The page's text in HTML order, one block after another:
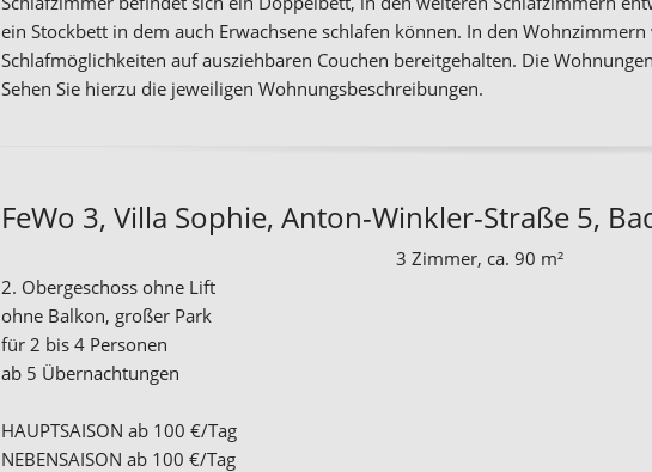
Ausflugsziele
ein Stockbett in dem auch Erwachsene schlafen können. In den
Schlafmöglichkeiten auf ausziehbaren Couchen bereitgehalten. Die
Sehen Sie hierzu die jeweiligen Wohnungsbeschreibungen.
FeWo 3, Villa Sophie, Anton-Winkler-Straße 5,
3 Zimmer, ca. 90 m²
2. Obergeschoss ohne Lift
ohne Balkon, großer Park
für 2 bis 4 Personen
ab 5 Übernachtungen
HAUPTSAISON ab 100 €/Tag
NEBENSAISON ab 100 €/Tag